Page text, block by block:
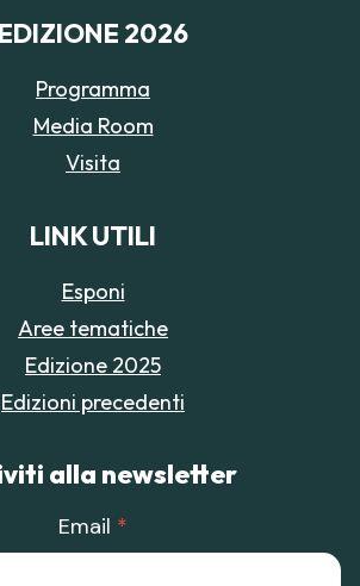
EDIZIONE 2026
Programma
Media Room
Visita
LINK UTILI
Esponi
Aree tematiche
Edizione 2025
Edizioni precedenti
alla newsletter
Email *